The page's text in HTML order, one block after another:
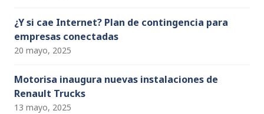
¿Y si cae Internet? Plan de contingencia para
empresas conectadas
20 mayo, 2025
Motorisa inaugura nuevas instalaciones de
Renault Trucks
13 mayo, 2025